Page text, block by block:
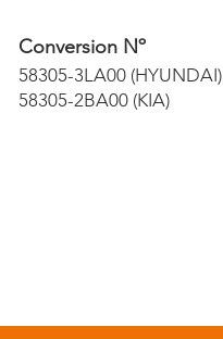
Conversion Nº
58305-3LA00 (HYUNDAI)
58305-2BA00 (KIA)